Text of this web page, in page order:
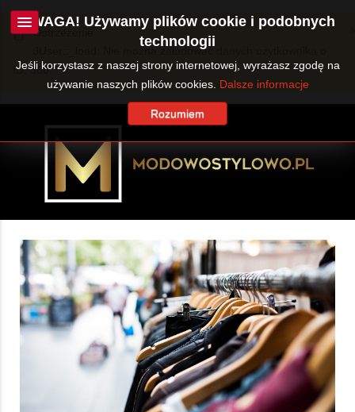
Ostrzeżenie
JUser::_load: Nie można załadować danych użytkownika o
ID: 360.
UWAGA! Używamy plików cookie i podobnych
technologii
Jeśli korzystasz z naszej strony internetowej, wyrażasz zgodę na
używanie naszych plików cookies. Dalsze informacje
Rozumiem